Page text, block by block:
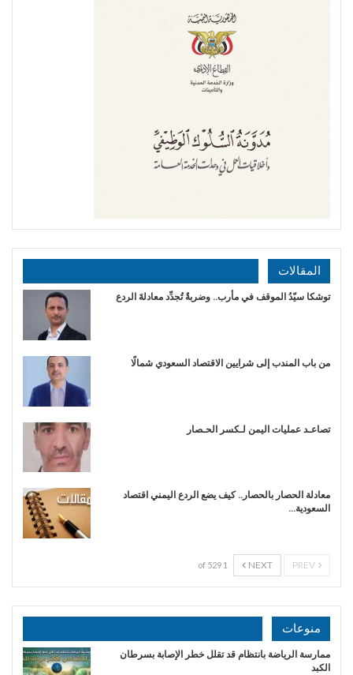
المقالات
توشكا سيّدُ الموقف في مأرب.. وضربةٌ تُجدِّد معادلةَ الردع
من باب المندب إلى شرايين الاقتصاد السعودي شمالًا
تصاعـد عمليات اليمن لـكسر الحـصار
معادلة الحصار بالحصار.. كيف يضع الردع اليمني اقتصاد
السعودية…
NEXT
1 of 529
منوعات
ممارسة الرياضة بانتظام قد تقلل خطر الإصابة بسرطان
الكبد